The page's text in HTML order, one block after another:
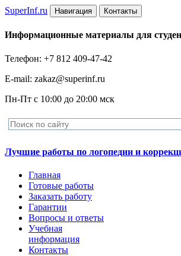
SuperInf.ru Навигация Контакты
Информационные материалы для
Телефон: +7 812 409-47-42
E-mail: zakaz@superinf.ru
Пн-Пт с 10:00 до 20:00 мск
Лучшие работы по логопедии и
Главная
Готовые работы
Заказать работу
Гарантии
Вопросы и ответы
Учебная
информация
Контакты